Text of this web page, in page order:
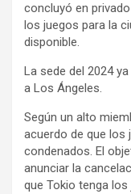
concluyó en
los juegos para la
disponible.
La sede del 2024
a Los Ángeles.
Según un alto
acuerdo de que los
condenados. El
anunciar la
que Tokio tenga los